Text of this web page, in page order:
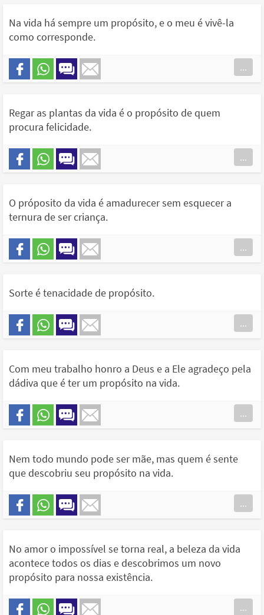
Na vida há sempre um propósito, e o meu é vivê-la
como corresponde.
...
Regar as plantas da vida é o propósito de quem
procura felicidade.
...
O próposito da vida é amadurecer sem esquecer a
ternura de ser criança.
...
Sorte é tenacidade de propósito.
...
Com meu trabalho honro a Deus e a Ele agradeço pela
dádiva que é ter um propósito na vida.
...
Nem todo mundo pode ser mãe, mas quem é sente
que descobriu seu propósito na vida.
...
No amor o impossível se torna real, a beleza da vida
acontece todos os dias e descobrimos um novo
propósito para nossa existência.
...